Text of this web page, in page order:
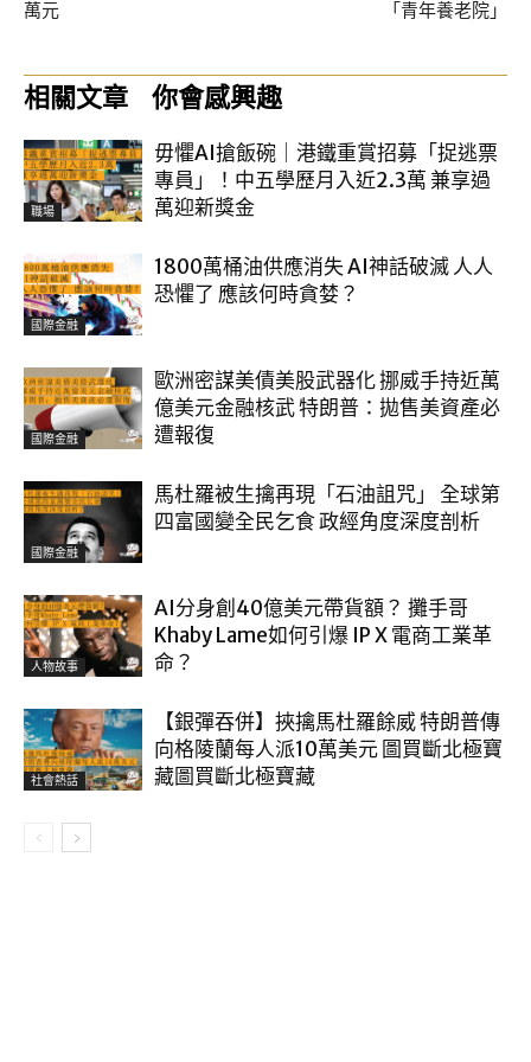
萬元 「青年養老院」
相關文章 你會感興趣
職場
毋懼AI搶飯碗｜港鐵重賞招募「捉逃票
專員」！中五學歷月入近2.3萬 兼享過
萬迎新獎金
國際金融
1800萬桶油供應消失 AI神話破滅 人人
恐懼了 應該何時貪婪？
國際金融
歐洲密謀美債美股武器化 挪威手持近萬
億美元金融核武 特朗普：拋售美資產必
遭報復
國際金融
馬杜羅被生擒再現「石油詛咒」 全球第
四富國變全民乞食 政經角度深度剖析
人物故事
AI分身創40億美元帶貨額？ 攤手哥
Khaby Lame如何引爆 IP X 電商工業革
命？
社會熱話
【銀彈吞併】挾擒馬杜羅餘威 特朗普傳
向格陵蘭每人派10萬美元 圖買斷北極寶
藏圖買斷北極寶藏